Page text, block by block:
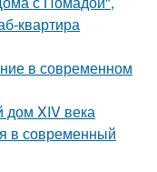
квартира
в современном
дом XIV века
в современный